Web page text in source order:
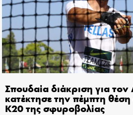
Σπουδαία διάκριση για
κατέκτησε την πέμπτη
Κ20 της σφυροβολίας